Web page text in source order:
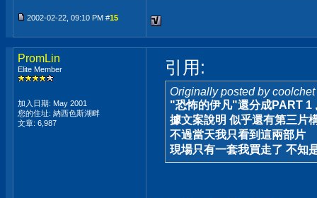
2002-02-22, 09:10 PM #15
PromLin
Elite Member
加入日期: May 2001
您的住址: 納西色斯湖畔
文章: 6,987
引用:
Originally posted by coolchet
"恐怖的伊凡"還分成PART 1
據文案說明 似乎還有第三片
不過當天我只看到這兩部片
現場只有一套我買走了 不知